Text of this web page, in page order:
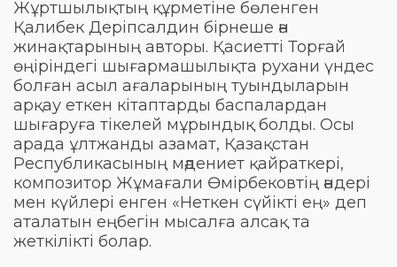
Жұртшылықтың құрметіне бөленген
Қалибек Деріпсалдин бірнеше ән
жинақтарының авторы. Қасиетті Торғай
өңіріндегі шығармашылықта рухани үндес
болған асыл ағаларының туындыларын
арқау еткен кітаптарды баспалардан
шығаруға тікелей мұрындық болды. Осы
арада ұлтжанды азамат, Қазақстан
Республикасының мәдениет қайраткері,
композитор Жұмағали Өмірбековтің әндері
мен күйлері енген «Неткен сүйікті ең» деп
аталатын еңбегін мысалға алсақ та
жеткілікті болар.